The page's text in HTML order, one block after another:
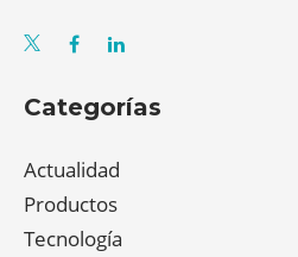
Categorías
Actualidad
Productos
Tecnología